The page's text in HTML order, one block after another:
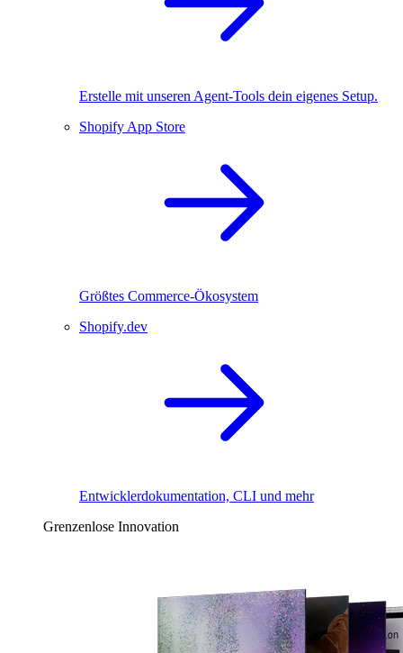
Erstelle mit unseren Agent-Tools dein eigenes Setup.
Shopify App Store
Größtes Commerce-Ökosystem
Shopify.dev
Entwicklerdokumentation, CLI und mehr
Grenzenlose Innovation